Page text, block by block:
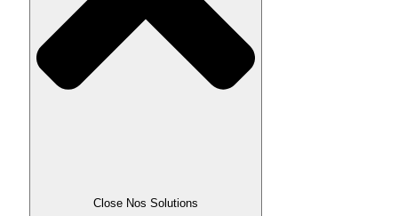
Close Nos Solutions